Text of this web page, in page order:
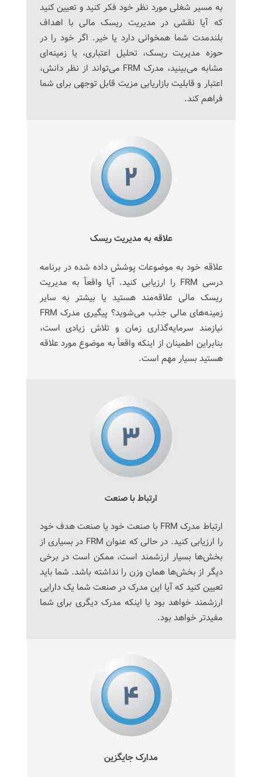
به مسیر شغلی مورد نظر خود فکر کنید و تعیین کنید
که آیا نقشی در مدیریت ریسک مالی با اهداف
بلندمدت شما همخوانی دارد یا خیر. اگر خود را در
حوزه مدیریت ریسک، تحلیل اعتباری، یا زمینه‌ای
مشابه می‌بینید، مدرک FRM می‌تواند از نظر دانش،
اعتبار و قابلیت بازاریابی مزیت قابل توجهی برای شما
فراهم کند.
علاقه به مدیریت ریسک
علاقه خود به موضوعات پوشش داده شده در برنامه
درسی FRM را ارزیابی کنید. آیا واقعاً به مدیریت
ریسک مالی علاقه‌مند هستید یا بیشتر به سایر
زمینه‌های مالی جذب می‌شوید؟ پیگیری مدرک FRM
نیازمند سرمایه‌گذاری زمان و تلاش زیادی است،
بنابراین اطمینان از اینکه واقعاً به موضوع مورد علاقه
هستید بسیار مهم است.
ارتباط با صنعت
ارتباط مدرک FRM با صنعت خود یا صنعت هدف خود
را ارزیابی کنید. در حالی که عنوان FRM در بسیاری از
بخش‌ها بسیار ارزشمند است، ممکن است در برخی
دیگر از بخش‌ها همان وزن را نداشته باشد. شما باید
تعیین کنید که آیا این مدرک در صنعت شما یک دارایی
ارزشمند خواهد بود یا اینکه مدرک دیگری برای شما
مفیدتر خواهد بود.
مدارک جایگزین